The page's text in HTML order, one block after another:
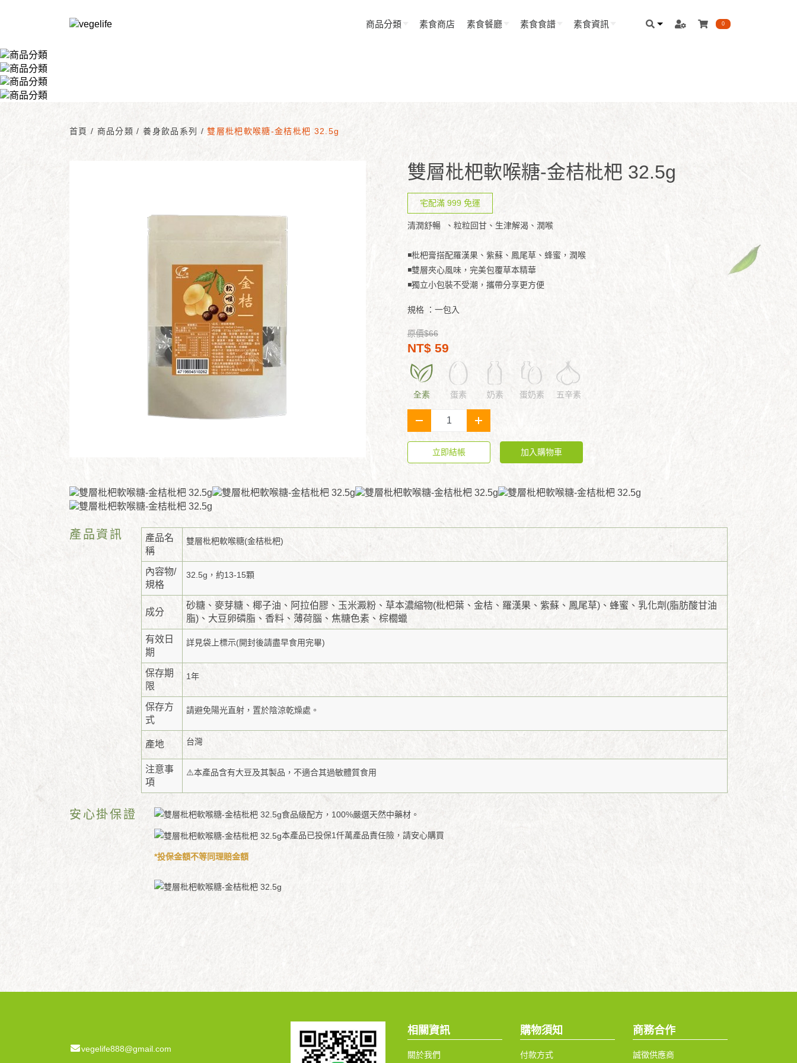
商品分類 素食商店 素食餐廳 素食食譜 素食資訊 0
首頁/ 商品分類/ 養身飲品系列 / 雙層枇杷軟喉糖-金桔枇杷 32.5g
雙層枇杷軟喉糖-金桔枇杷 32.5g
宅配滿 999 免運
清潤舒暢 、粒粒回甘、生津解渴、潤喉
◾枇杷膏搭配羅漢果、紫蘇、鳳尾草、蜂蜜，潤喉
◾雙層夾心風味，完美包覆草本精華
◾獨立小包裝不受潮，攜帶分享更方便
規格 ： 一包入
原價$66
NT$ 59
全素 蛋素 奶素 蛋奶素 五辛素
- +
立即結帳 加入購物車
產品資訊
產品名
稱
雙層枇杷軟喉糖(金桔枇杷)
內容物/
規格
32.5g，約13-15顆
成分
砂糖、麥芽糖、椰子油、阿拉伯膠、玉米澱粉、草本濃縮物(枇杷葉、金桔、羅漢果、紫蘇、鳳尾草)、蜂蜜、乳化劑(脂肪酸甘油
脂)、大豆卵磷脂、香料、薄荷腦、焦糖色素、棕櫚蠟
有效日
期
詳見袋上標示(開封後請盡早食用完畢)
保存期
限
1年
保存方
式
請避免陽光直射，置於陰涼乾燥處。
產地 台灣
注意事
項
⚠️本產品含有大豆及其製品，不適合其過敏體質食用
安心掛保證 食品級配方，100%嚴選天然中藥材。
本產品已投保1仟萬產品責任險，請安心購買
*投保金額不等同理賠金額
vegelife888@gmail.com
相關資訊
關於我們
購物須知
付款方式
商務合作
誠徵供應商